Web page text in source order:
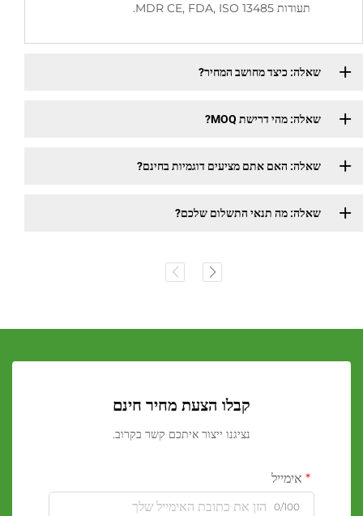
תעודות MDR CE, FDA, ISO 13485.
שאלה: כיצד מחושב המחיר?
שאלה: מהי דרישת MOQ?
שאלה: האם אתם מציעים דוגמיות בחינם?
שאלה: מה תנאי התשלום שלכם?
קבלו הצעת מחיר חינם
נציגנו ייצור איתכם קשר בקרוב.
אימייל
0/100